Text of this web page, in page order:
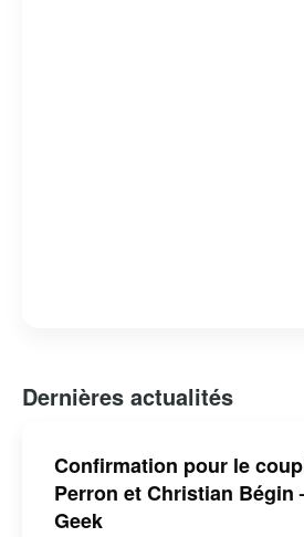
Dernières actualités
Confirmation pour le
Perron et Christian Bégin
Geek